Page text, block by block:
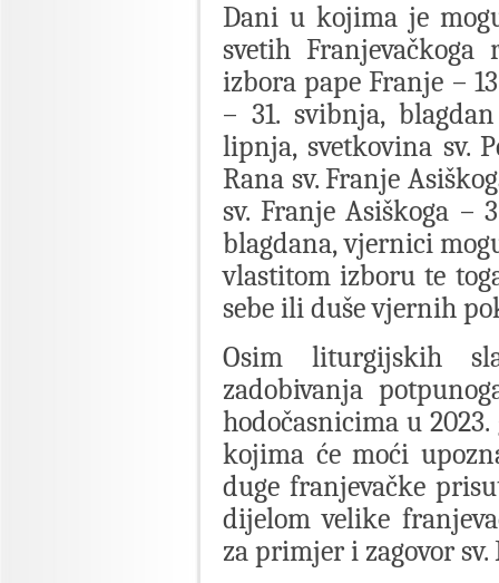
Dani u kojima je
svetih Franjevačkoga
izbora pape Franje –
– 31. svibnja,
lipnja, svetkovina sv.
Rana sv. Franje
sv. Franje Asiškoga –
blagdana, vjernici
vlastitom izboru te
sebe ili duše vjernih
Osim liturgijskih
zadobivanja
hodočasnicima u
kojima će moći
duge franjevačke
dijelom velike
za primjer i zagovor sv.